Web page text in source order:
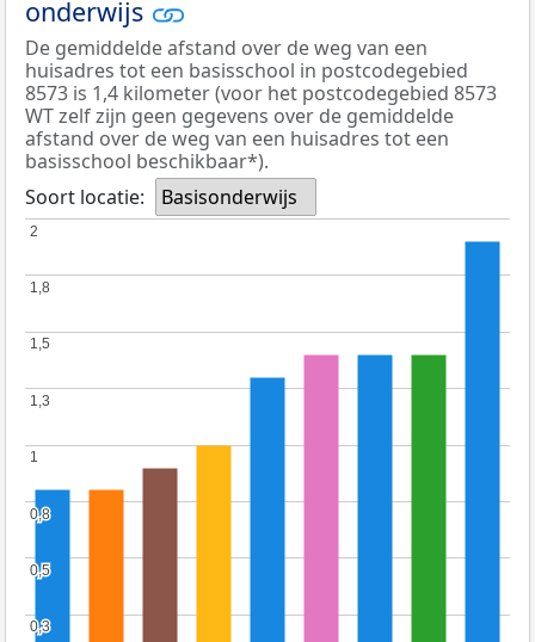
onderwijs
De gemiddelde afstand over de weg van een
huisadres tot een basisschool in postcodegebied
8573 is 1,4 kilometer (voor het postcodegebied 8573
WT zelf zijn geen gegevens over de gemiddelde
afstand over de weg van een huisadres tot een
basisschool beschikbaar*).
Soort locatie:
Basisonderwijs
0,3
0,3
0,5
0,5
0,8
0,8
1
1
1,3
1,3
1,5
1,5
1,8
1,8
2
2